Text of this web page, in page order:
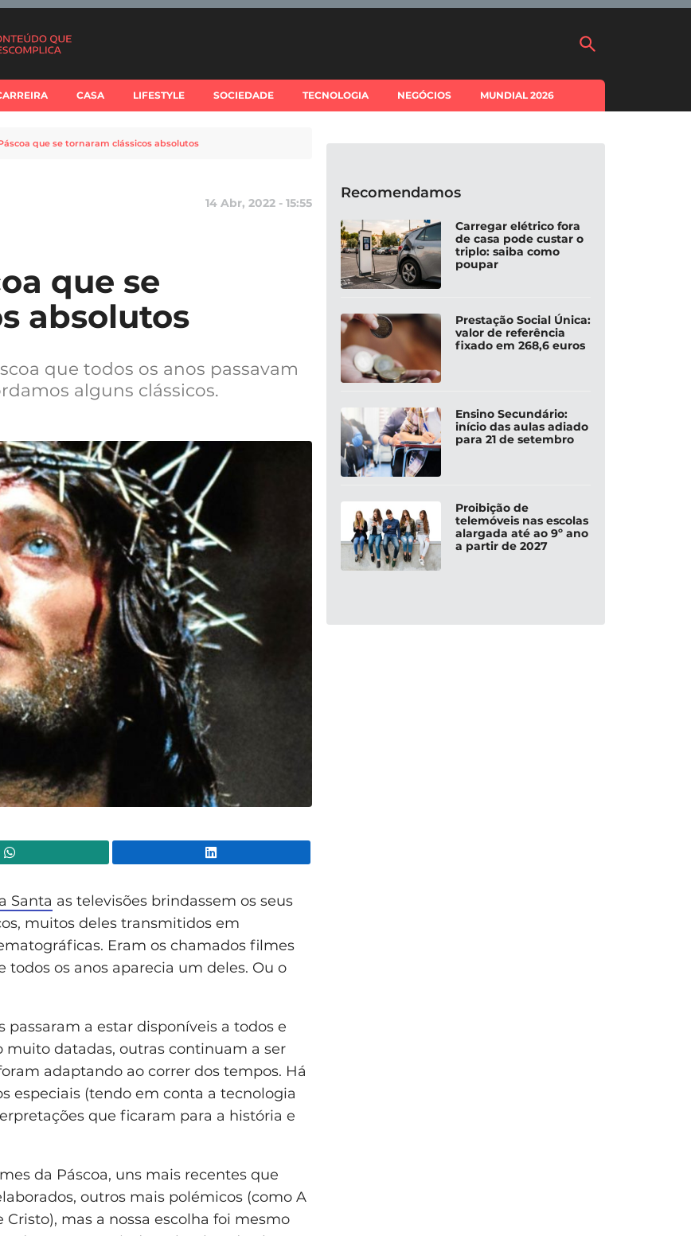
CASA LIFESTYLE SOCIEDADE TECNOLOGIA NEGÓCIOS MUNDIAL 2026
que se tornaram clássicos absolutos
14 Abr, 2022 - 15:55
que se
absolutos
que todos os anos passavam
alguns clássicos.
Santa as televisões brindassem os seus
muitos deles transmitidos em
Eram os chamados filmes
os anos aparecia um deles. Ou o
a estar disponíveis a todos e
datadas, outras continuam a ser
adaptando ao correr dos tempos. Há
especiais (tendo em conta a tecnologia
que ficaram para a história e
da Páscoa, uns mais recentes que
outros mais polémicos (como A
mas a nossa escolha foi mesmo
Recomendamos
Carregar elétrico fora
de casa pode custar o
triplo: saiba como
poupar
Prestação Social Única:
valor de referência
fixado em 268,6 euros
Ensino Secundário:
início das aulas adiado
para 21 de setembro
Proibição de
telemóveis nas escolas
alargada até ao 9º ano
a partir de 2027